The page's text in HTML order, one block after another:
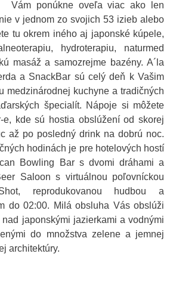
Vám ponúkne oveľa viac ako len
v jednom zo svojich 53 izieb alebo
tu okrem iného aj japonské kúpele,
hydroterapiu, naturmed
masáž a samozrejme bazény. A´la
a SnackBar sú celý deň k Vašim
medzinárodnej kuchyne a tradičných
špecialít. Nápoje si môžete
kde sú hostia obslúžení od skorej
až po posledný drink na dobrú noc.
hodinách je pre hotelových hostí
Bowling Bar s dvomi dráhami a
Saloon s virtuálnou poľovníckou
reprodukovanou hudbou a
do 02:00. Milá obsluha Vás obslúži
japonskými jazierkami a vodnými
do množstva zelene a jemnej
architektúry.